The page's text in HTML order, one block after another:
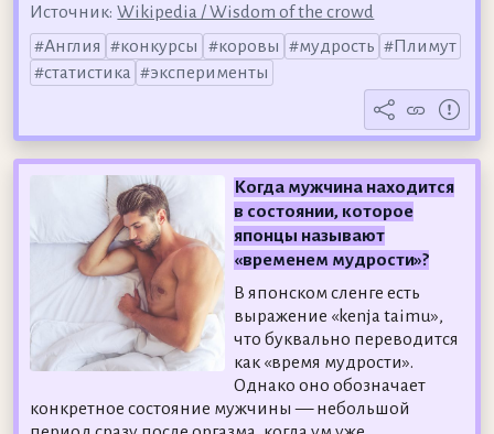
Источник: Wikipedia / Wisdom of the crowd
Англия
конкурсы коровы мудрость
Плимут
статистика
эксперименты
Когда мужчина находится
в состоянии, которое
японцы называют
«временем мудрости»?
В японском сленге есть
выражение «kenja taimu»,
что буквально переводится
как «время мудрости».
Однако оно обозначает
конкретное состояние мужчины — небольшой